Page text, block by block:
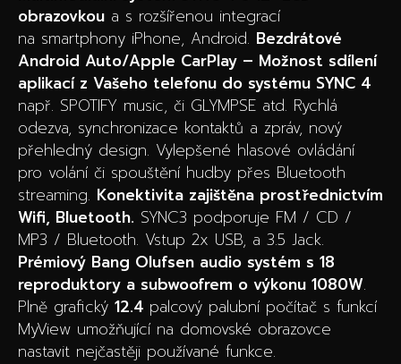
obrazovkou a s rozšířenou integrací
na smartphony iPhone, Android. Bezdrátové
Android Auto/Apple CarPlay – Možnost sdílení
aplikací z Vašeho telefonu do systému SYNC 4
např. SPOTIFY music, či GLYMPSE atd. Rychlá
odezva, synchronizace kontaktů a zpráv, nový
přehledný design. Vylepšené hlasové ovládání
pro volání či spouštění hudby přes Bluetooth
streaming. Konektivita zajištěna prostřednictvím
Wifi, Bluetooth. SYNC3 podporuje FM / CD /
MP3 / Bluetooth. Vstup 2x USB, a 3.5 Jack.
Prémiový Bang Olufsen audio systém s 18
reproduktory a subwoofrem o výkonu 1080W.
Plně grafický 12.4 palcový palubní počítač s funkcí
MyView umožňující na domovské obrazovce
nastavit nejčastěji používané funkce.